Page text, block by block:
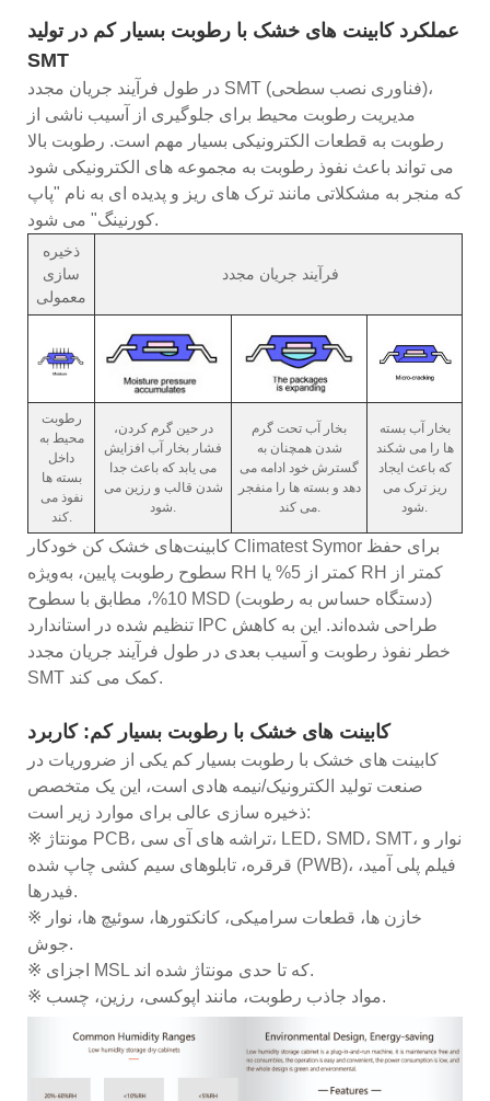
عملکرد کابینت های خشک با رطوبت بسیار کم در تولید
SMT
در طول فرآیند جریان مجدد SMT (فناوری نصب سطحی)،
مدیریت رطوبت محیط برای جلوگیری از آسیب ناشی از
رطوبت به قطعات الکترونیکی بسیار مهم است. رطوبت بالا
می تواند باعث نفوذ رطوبت به مجموعه های الکترونیکی شود
که منجر به مشکلاتی مانند ترک های ریز و پدیده ای به نام "پاپ
کورنینگ" می شود.
ذخیره
سازی
معمولی
فرآیند جریان مجدد
رطوبت
محیط به
داخل
بسته ها
نفوذ می
کند.
در حین گرم کردن،
فشار بخار آب افزایش
می یابد که باعث جدا
شدن قالب و رزین می
شود.
بخار آب تحت گرم
شدن همچنان به
گسترش خود ادامه می
دهد و بسته ها را منفجر
می کند.
بخار آب بسته
ها را می شکند
که باعث ایجاد
ریز ترک می
شود.
کابینت‌های خشک کن خودکار Climatest Symor برای حفظ
سطوح رطوبت پایین، به‌ویژه RH کمتر از 5% یا RH کمتر از
10%، مطابق با سطوح MSD (دستگاه حساس به رطوبت)
تنظیم شده در استاندارد IPC طراحی شده‌اند. این به کاهش
خطر نفوذ رطوبت و آسیب بعدی در طول فرآیند جریان مجدد
SMT کمک می کند.
کابینت های خشک با رطوبت بسیار کم: کاربرد
کابینت های خشک با رطوبت بسیار کم یکی از ضروریات در
صنعت تولید الکترونیک/نیمه هادی است، این یک متخصص
ذخیره سازی عالی برای موارد زیر است:
※ مونتاژ PCB، تراشه های آی سی، LED، SMD، SMT، نوار و
قرقره، تابلوهای سیم کشی چاپ شده (PWB)، فیلم پلی آمید،
فیدرها.
※ خازن ها، قطعات سرامیکی، کانکتورها، سوئیچ ها، نوار
جوش.
※ اجزای MSL که تا حدی مونتاژ شده اند.
※ مواد جاذب رطوبت، مانند اپوکسی، رزین، چسب.